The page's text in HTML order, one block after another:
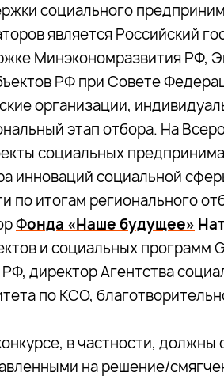
социального
является Российский
Минэкономразвития РФ,
РФ при Совете
организации,
этап отбора. На
социальных
инноваций социальной
по итогам регионального
Фонда «Наше будущее»
и социальных программ
директор Агентства
по КСО,
в частности, должны
на решение/